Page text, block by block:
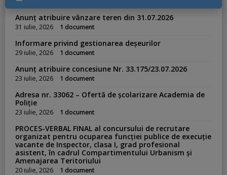
Anunț atribuire vânzare teren din 31.07.2026
31 iulie, 2026 1 document
Informare privind gestionarea deșeurilor
29 iulie, 2026 1 document
Anunț atribuire concesiune Nr. 33.175/23.07.2026
23 iulie, 2026 1 document
Adresa nr. 33062 – Ofertă de școlarizare Academia de
Poliție
23 iulie, 2026 1 document
PROCES-VERBAL FINAL al concursului de recrutare
organizat pentru ocuparea funcției publice de execuție
vacante de Inspector, clasa I, grad profesional
asistent, în cadrul Compartimentului Urbanism și
Amenajarea Teritoriului
20 iulie, 2026 1 document